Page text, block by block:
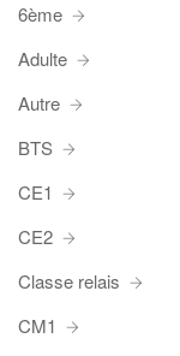
6ème
Adulte
Autre
BTS
CE1
CE2
Classe relais
CM1